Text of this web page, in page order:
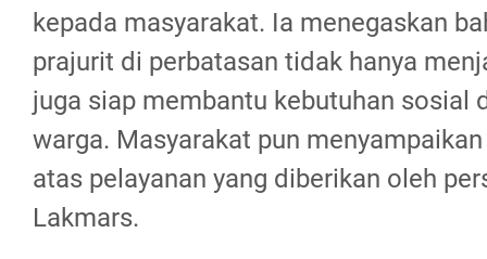
kepada masyarakat. Ia menegaskan
prajurit di perbatasan tidak hanya
juga siap membantu kebutuhan sosial
warga. Masyarakat pun
atas pelayanan yang diberikan oleh
Lakmars.